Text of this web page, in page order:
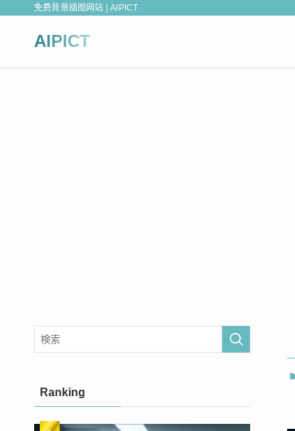
免费背景插图网站 | AIPICT
AIPICT
Ranking